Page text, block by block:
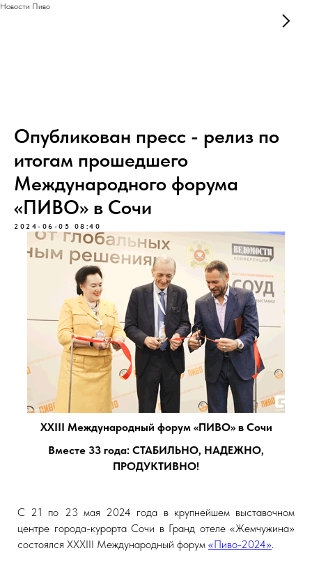
Новости Пиво
Опубликован пресс - релиз по
итогам прошедшего
Международного форума
«ПИВО» в Сочи
2024-06-05 08:40
ХXIII Международный форум «ПИВО» в Сочи
Вместе 33 года: СТАБИЛЬНО, НАДЕЖНО,
ПРОДУКТИВНО!
С 21 по 23 мая 2024 года в крупнейшем выставочном
центре города-курорта Сочи в Гранд отеле «Жемчужина»
состоялся XХXIII Международный форум «Пиво-2024».